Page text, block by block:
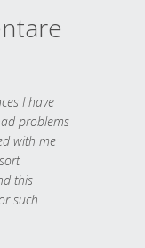
I have
problems
with me
this
such